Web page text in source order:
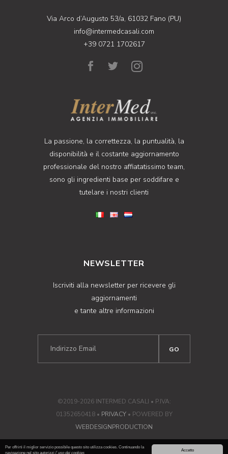
Accetto
Per offrirti il miglior servizio possibile questo sito utilizza cookies. Continuando la
navigazione nel sito autorizzi l`uso dei cookies
Via Arco d’Augusto 53/a, 61032 Fano (PU)
info@intermedcasali.com
+39 0721 1702617
La passione, la correttezza, la puntualità, la
disponibilità e il costante aggiornamento
professionale del nostro affiatatissimo team,
sono gli ingredienti base per soddifare e
tutelare i nostri clienti
NEWSLETTER
Iscriviti alla newsletter per ricevere gli
aggiornamenti
e tante altre informazioni
©2019-2026 INTERMED CASALI • P.IVA:
01352650418 • PRIVACY• POWERED BY
WEBDESIGNPRODUCTION